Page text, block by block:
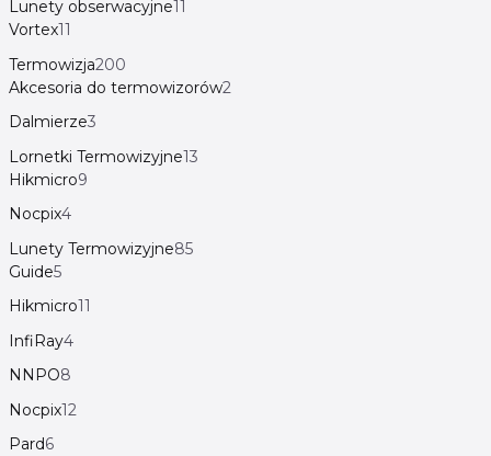
Lunety obserwacyjne11
Vortex11
Termowizja200
Akcesoria do termowizorów2
Dalmierze3
Lornetki Termowizyjne13
Hikmicro9
Nocpix4
Lunety Termowizyjne85
Guide5
Hikmicro11
InfiRay4
NNPO8
Nocpix12
Pard6